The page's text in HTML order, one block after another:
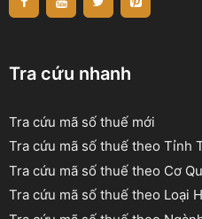
Tra cứu nhanh
Tra cứu mã số thuế mới
Tra cứu mã số thuế theo Tỉnh
Tra cứu mã số thuế theo Cơ
Tra cứu mã số thuế theo Loại